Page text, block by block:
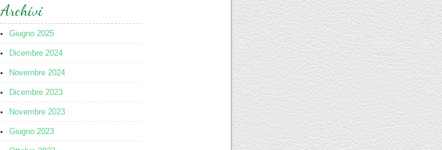
Archivi
Giugno 2025
Dicembre 2024
Novembre 2024
Dicembre 2023
Novembre 2023
Giugno 2023